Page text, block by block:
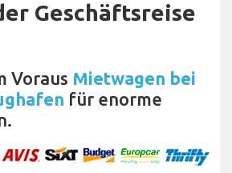
Geschäftsreise
Voraus Mietwagen bei
für enorme